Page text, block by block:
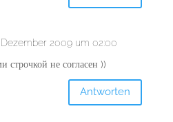
Dezember 2009 um 02:00
строчкой не согласен ))
Antworten